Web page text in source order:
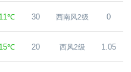
11℃ 30 西南风2级 0
15℃ 20 西风2级 1.05